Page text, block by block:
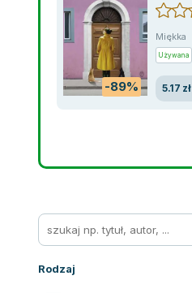
-89%
Miękka
Używana
5.17 zł
Rodzaj